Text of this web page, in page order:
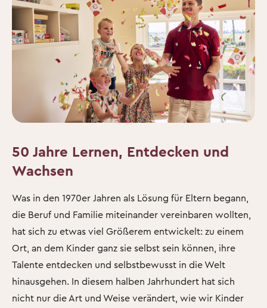
50 Jahre Lernen, Entdecken und
Wachsen
Was in den 1970er Jahren als Lösung für Eltern begann,
die Beruf und Familie miteinander vereinbaren wollten,
hat sich zu etwas viel Größerem entwickelt: zu einem
Ort, an dem Kinder ganz sie selbst sein können, ihre
Talente entdecken und selbstbewusst in die Welt
hinausgehen. In diesem halben Jahrhundert hat sich
nicht nur die Art und Weise verändert, wie wir Kinder